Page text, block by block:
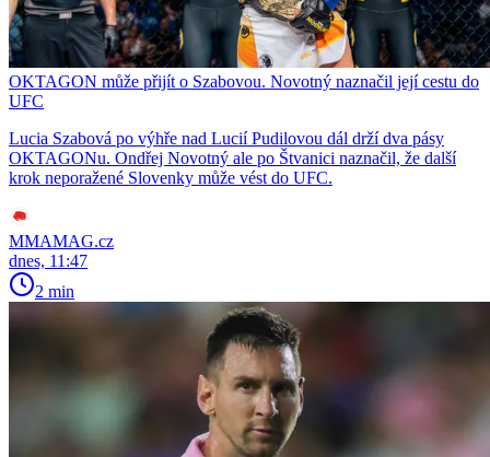
OKTAGON může přijít o Szabovou. Novotný naznačil její cestu do
UFC
Lucia Szabová po výhře nad Lucií Pudilovou dál drží dva pásy
OKTAGONu. Ondřej Novotný ale po Štvanici naznačil, že další
krok neporažené Slovenky může vést do UFC.
MMAMAG.cz
dnes, 11:47
2 min